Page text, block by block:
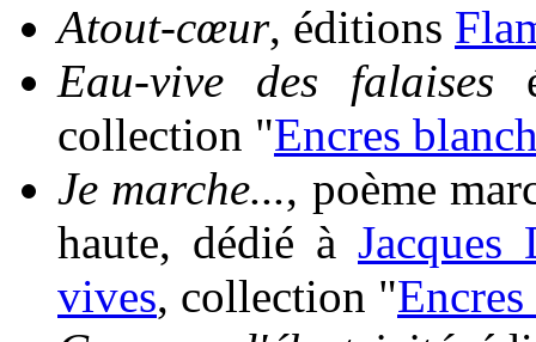
Atout-cœur, éditions
Eau-vive des falaises
collection "Encres
Je marche..., poème
haute, dédié à Jacques
vives, collection "